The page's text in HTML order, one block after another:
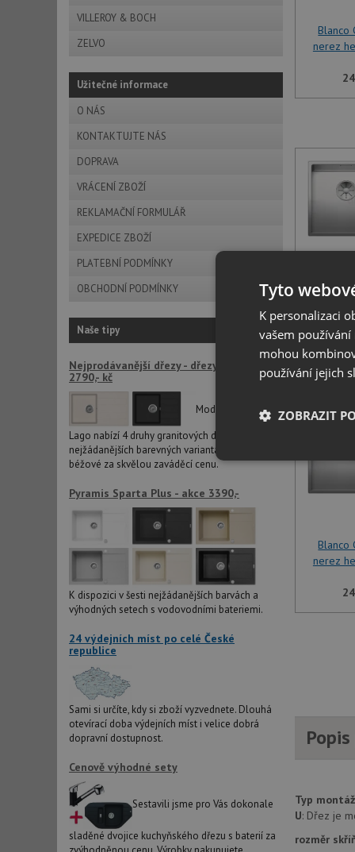
VILLEROY & BOCH
ZELVO
Užitečné informace
O NÁS
KONTAKTUJTE NÁS
DOPRAVA
VRÁCENÍ ZBOŽÍ
REKLAMAČNÍ FORMULÁŘ
EXPEDICE ZBOŽÍ
PLATEBNÍ PODMÍNKY
OBCHODNÍ PODMÍNKY
Naše tipy
Nejprodávanější dřezy - dřezy LAGO již od
2790,- kč
Modelová řada
Lago nabízí 4 druhy granitových dřezů ve dvou
nejžádanějších barevných variantách černé a
béžové za skvělou zaváděcí cenu.
Pyramis Sparta Plus - akce 3390,-
K dispozici v šesti nejžádanějších barvách a
výhodných setech s vodovodními bateriemi.
24 výdejních míst po celé České
republice
Sami si určíte, kdy si zboží vyzvednete. Dlouhá
otevírací doba výdejních míst i velice dobrá
dopravní dostupnost.
Cenově výhodné sety
Sestavili jsme pro Vás dokonale
sladěné dvojice kuchyňského dřezu s baterií za
Blanco
nerez
Blanco
nerez
Blanco
nerez
Typ
U: Dřez je
rozměr
Tyto
K personalizaci
vašem
mohou
používání jejich
ZOBRAZIT
Nezbytně
Nezbytně
Nezbytně nutné
stránky nelze bez
AWSALBCORS